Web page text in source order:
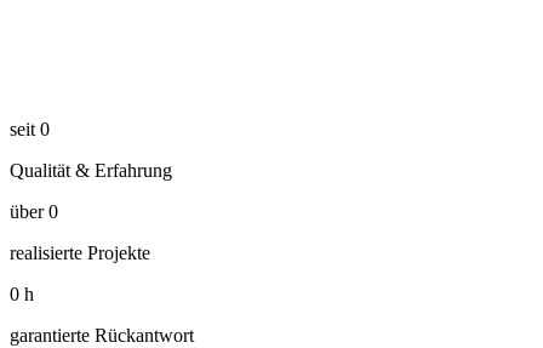
seit 0
Qualität & Erfahrung
über 0
realisierte Projekte
0 h
garantierte Rückantwort